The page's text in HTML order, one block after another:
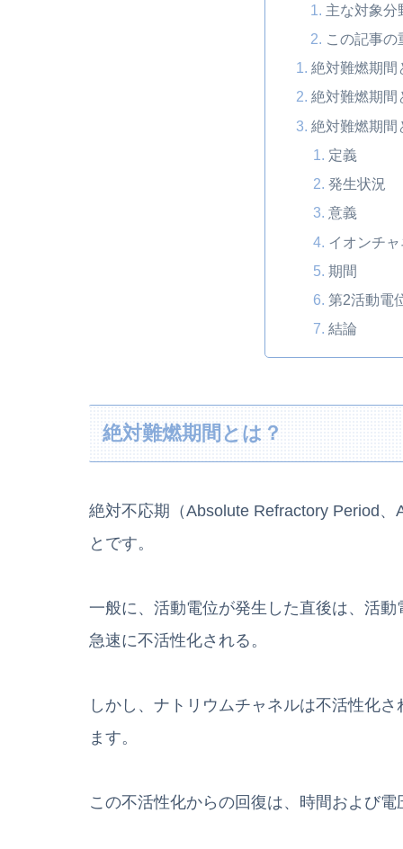
主な対象分
この記事の
絶対難燃期間
絶対難燃期間
絶対難燃期間
定義
発生状況
意義
イオンチ
期間
第2活動電
結論
絶対難燃期間とは？
絶対不応期（Absolute Refractory Period
とです。
一般に、活動電位が発生した直後は、活
急速に不活性化される。
しかし、ナトリウムチャネルは不活性化
ます。
この不活性化からの回復は、時間および電